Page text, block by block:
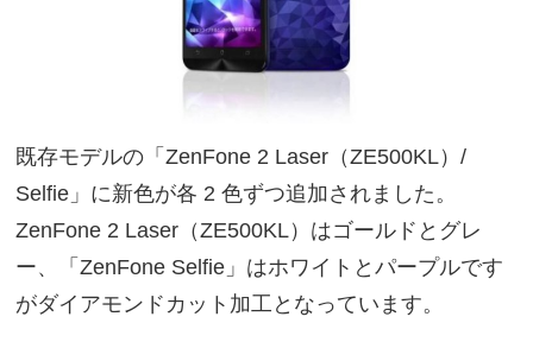
既存モデルの「ZenFone 2 Laser（ZE500KL）/
Selfie」に新色が各 2 色ずつ追加されました。
ZenFone 2 Laser（ZE500KL）はゴールドとグレ
ー、「ZenFone Selfie」はホワイトとパープルです
がダイアモンドカット加工となっています。